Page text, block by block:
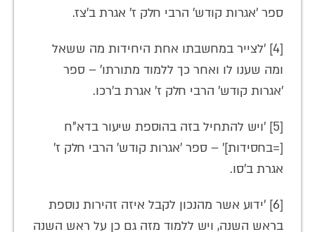
ספר 'אגרות קודש' הרבי חלק ז' אגרת ב'צז.
[4] 'לצייר במחשבתו אחת היחידות מה ששאל
ומה שענו לו ואחר כך ללמוד מתורתו' – ספר
'אגרות קודש' הרבי חלק ז' אגרת ב'רכו.
[5] 'ויש להתחיל בזה בהוספת שיעור בדא"ח
[=בחסידות]' – ספר 'אגרות קודש' הרבי חלק ז'
אגרת ב'סו.
[6] 'ידוע אשר מהנכון לקבל איזה זהירות נוספת
בראש השנה, ויש ללמוד מזה גם כן על ראש השנה